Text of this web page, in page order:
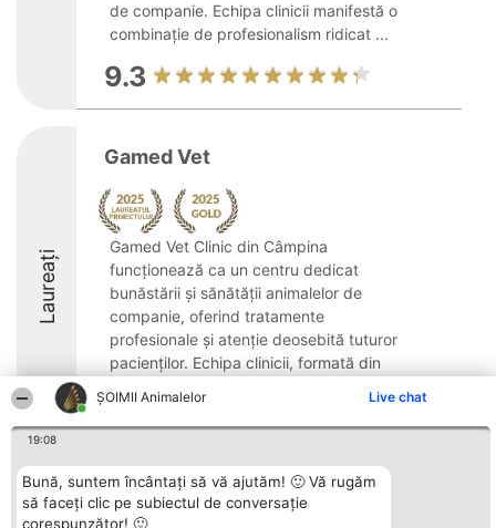
ŞOIMII Animalelor Live chat
19:08
Bună, suntem încântați să vă ajutăm! 🙂 Vă rugăm
să faceți clic pe subiectul de conversație
corespunzător! 🙂
de companie. Echipa clinicii manifestă o
combinație de profesionalism ridicat ...
9.3
Laureați
Gamed Vet
Gamed Vet Clinic din Câmpina
funcționează ca un centru dedicat
bunăstării și sănătății animalelor de
companie, oferind tratamente
profesionale și atenție deosebită tuturor
pacienților. Echipa clinicii, formată din
9.6
Organizator Ranking
BRIGHT SOLUTIONS BR SRL
Plebiscyt